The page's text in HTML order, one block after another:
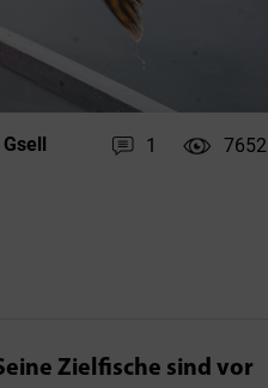
1 7652
Zielfische sind vor